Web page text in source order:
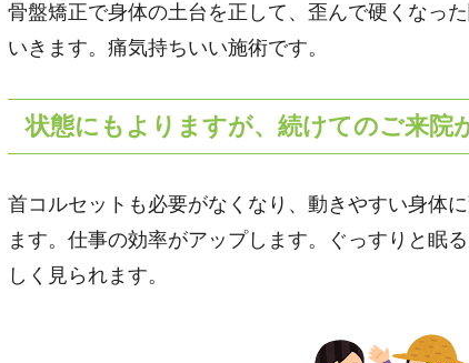
骨盤矯正で身体の土台を正して、歪んで硬くなっ
いきます。痛気持ちいい施術です。
状態にもよりますが、続けてのご来院
首コルセットも必要がなくなり、動きやすい身体
ます。仕事の効率がアップします。ぐっすりと眠
しく見られます。